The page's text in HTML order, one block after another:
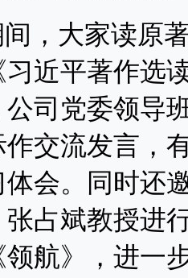
，大家读原
近平著作选
司党委领导
作交流发言，
会。同时还
占斌教授进
航》，进一